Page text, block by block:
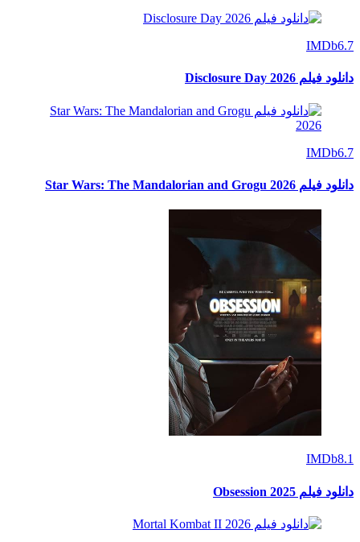
IMDb6.7
دانلود فیلم Disclosure Day 2026
IMDb6.7
دانلود فیلم Star Wars: The Mandalorian and Grogu 2026
IMDb8.1
دانلود فیلم Obsession 2025